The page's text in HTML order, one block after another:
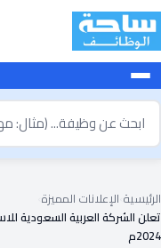
تخطى
إلى
المحتوى
ابحث
الرئيسية الإعلانات المميزة
تعلن الشركة العربية السعودية
2024م